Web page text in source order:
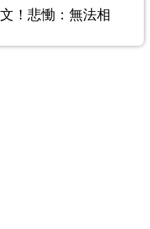
！悲慟：無法相